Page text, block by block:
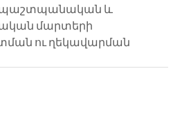
և
մարտերի
ու ղեկավարման